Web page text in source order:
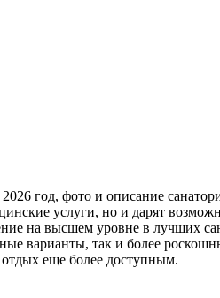
год, фото и описание
услуги, но и дарят
на высшем уровне в лучших
варианты, так и более
еще более доступным.